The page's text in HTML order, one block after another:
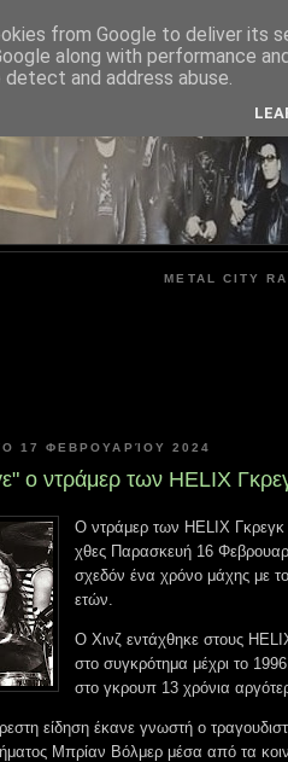
METAL CITY
17 ΦΕΒΡΟΥΑΡΊΟΥ 2024
ο ντράμερ των HELIX
Ο ντράμερ των HELIX
χθες Παρασκευή 16
σχεδόν ένα χρόνο μάχης με
ετών.
Ο Χινζ εντάχθηκε στους
στο συγκρότημα μέχρι το
στο γκρουπ 13 χρόνια
είδηση έκανε γνωστή ο
Μπρίαν Βόλμερ μέσα από τα
from Google to deliver its
along with performance
and address abuse.